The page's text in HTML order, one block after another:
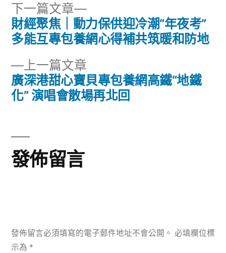
文
導
覽
上一篇文章
一
篇
廣深港甜心寶貝專包養網高鐵“地鐵
化” 演唱會散場再北回
下一篇文章
下
一
篇
財經聚焦｜動力保供迎冷潮“年夜考”
多能互專包養網心得補共筑暖和防地
發佈留言
發佈留言必須填寫的電子郵件地址不會公開。 必填欄位標
示為 *